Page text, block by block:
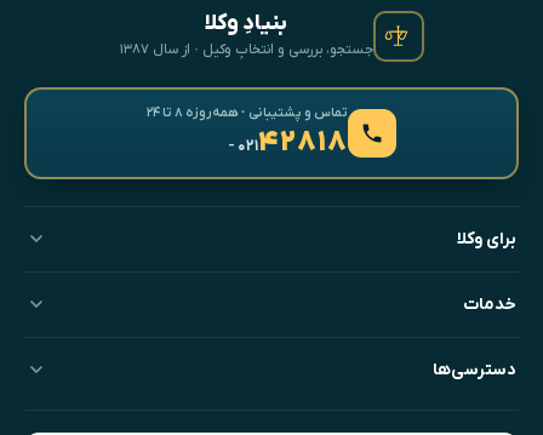
بنیادِ وکلا
جستجو، بررسی و انتخابِ وکیل · از سال ۱۳۸۷
تماس و پشتیبانی · همه‌روزه ۸ تا ۲۴
۴۲۸۱۸- ۰۲۱
برای وکلا
خدمات
دسترسی‌ها